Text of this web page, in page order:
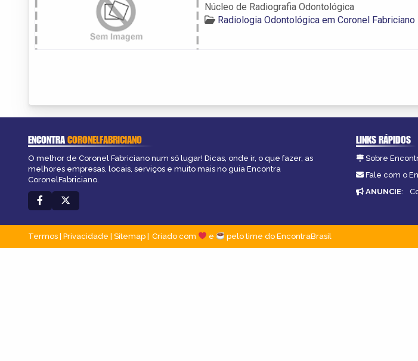
Núcleo de Radiografia Odontológica
Radiologia Odontológica em Coronel Fabriciano
ENCONTRACORONELFABRICIANO
O melhor de Coronel Fabriciano num só lugar! Dicas, onde ir, o que fazer, as
melhores empresas, locais, serviços e muito mais no guia Encontra
CoronelFabriciano.
LINKS RÁPIDOS
Sobre
Fale com o
ANUNCIE:
Termos | Privacidade | Sitemap Criado com e pelo time do EncontraBrasil